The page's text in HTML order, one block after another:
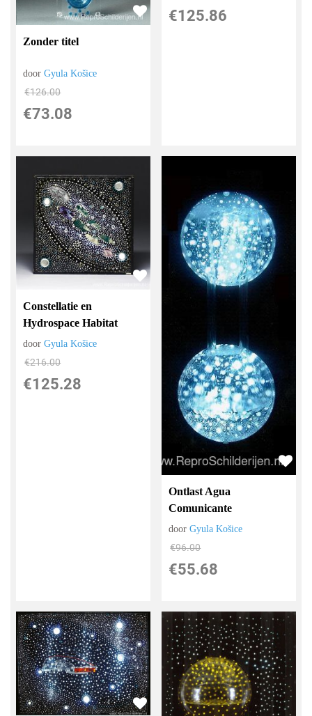
Zonder titel
doorGyula Košice
€126.00
€73.08
€125.86
Constellatie en
Hydrospace Habitat
doorGyula Košice
€216.00
€125.28
Ontlast Agua
Comunicante
doorGyula Košice
€96.00
€55.68